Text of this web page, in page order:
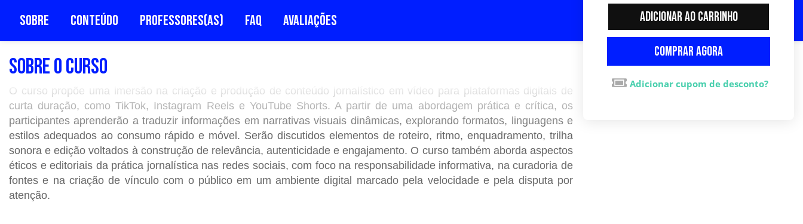
SOBRE CONTEÚDO PROFESSORES(AS) FAQ AVALIAÇÕES
SOBRE O CURSO
O curso propõe uma imersão na criação e produção de conteúdo jornalístico em vídeo para plataformas digitais de
curta duração, como TikTok, Instagram Reels e YouTube Shorts. A partir de uma abordagem prática e crítica, os
participantes aprenderão a traduzir informações em narrativas visuais dinâmicas, explorando formatos, linguagens e
estilos adequados ao consumo rápido e móvel. Serão discutidos elementos de roteiro, ritmo, enquadramento, trilha
sonora e edição voltados à construção de relevância, autenticidade e engajamento. O curso também aborda aspectos
éticos e editoriais da prática jornalística nas redes sociais, com foco na responsabilidade informativa, na curadoria de
fontes e na criação de vínculo com o público em um ambiente digital marcado pela velocidade e pela disputa por
atenção.
Adicionar ao carrinho
Comprar agora
Adicionar cupom de desconto?